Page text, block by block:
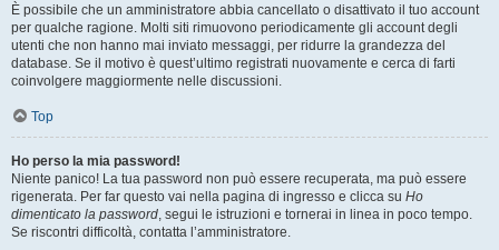
È possibile che un amministratore abbia cancellato o disattivato il tuo account
per qualche ragione. Molti siti rimuovono periodicamente gli account degli
utenti che non hanno mai inviato messaggi, per ridurre la grandezza del
database. Se il motivo è quest’ultimo registrati nuovamente e cerca di farti
coinvolgere maggiormente nelle discussioni.
Top
Ho perso la mia password!
Niente panico! La tua password non può essere recuperata, ma può essere
rigenerata. Per far questo vai nella pagina di ingresso e clicca su Ho
dimenticato la password, segui le istruzioni e tornerai in linea in poco tempo.
Se riscontri difficoltà, contatta l’amministratore.